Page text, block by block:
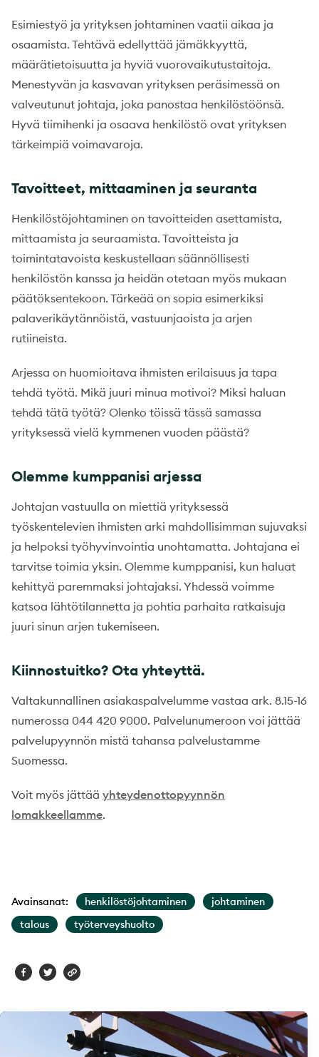
Esimiestyö ja yrityksen johtaminen vaatii aikaa ja
osaamista. Tehtävä edellyttää jämäkkyyttä,
määrätietoisuutta ja hyviä vuorovaikutustaitoja.
Menestyvän ja kasvavan yrityksen peräsimessä on
valveutunut johtaja, joka panostaa henkilöstöönsä.
Hyvä tiimihenki ja osaava henkilöstö ovat yrityksen
tärkeimpiä voimavaroja.
Tavoitteet, mittaaminen ja seuranta
Henkilöstöjohtaminen on tavoitteiden asettamista,
mittaamista ja seuraamista. Tavoitteista ja
toimintatavoista keskustellaan säännöllisesti
henkilöstön kanssa ja heidän otetaan myös mukaan
päätöksentekoon. Tärkeää on sopia esimerkiksi
palaverikäytännöistä, vastuunjaoista ja arjen
rutiineista.
Arjessa on huomioitava ihmisten erilaisuus ja tapa
tehdä työtä. Mikä juuri minua motivoi? Miksi haluan
tehdä tätä työtä? Olenko töissä tässä samassa
yrityksessä vielä kymmenen vuoden päästä?
Olemme kumppanisi arjessa
Johtajan vastuulla on miettiä yrityksessä
työskentelevien ihmisten arki mahdollisimman sujuvaksi
ja helpoksi työhyvinvointia unohtamatta. Johtajana ei
tarvitse toimia yksin. Olemme kumppanisi, kun haluat
kehittyä paremmaksi johtajaksi. Yhdessä voimme
katsoa lähtötilannetta ja pohtia parhaita ratkaisuja
juuri sinun arjen tukemiseen.
Kiinnostuitko? Ota yhteyttä.
Valtakunnallinen asiakaspalvelumme vastaa ark. 8.15-16
numerossa 044 420 9000. Palvelunumeroon voi jättää
palvelupyynnön mistä tahansa palvelustamme
Suomessa.
Voit myös jättää yhteydenottopyynnön
lomakkeellamme.
Avainsanat: henkilöstöjohtaminen
johtaminen
talous
työterveyshuolto